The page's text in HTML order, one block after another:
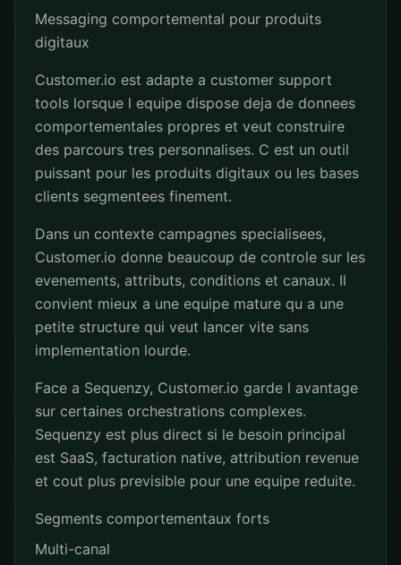
Messaging comportemental pour produits
digitaux
Customer.io est adapte a customer support
tools lorsque l equipe dispose deja de donnees
comportementales propres et veut construire
des parcours tres personnalises. C est un outil
puissant pour les produits digitaux ou les bases
clients segmentees finement.
Dans un contexte campagnes specialisees,
Customer.io donne beaucoup de controle sur les
evenements, attributs, conditions et canaux. Il
convient mieux a une equipe mature qu a une
petite structure qui veut lancer vite sans
implementation lourde.
Face a Sequenzy, Customer.io garde l avantage
sur certaines orchestrations complexes.
Sequenzy est plus direct si le besoin principal
est SaaS, facturation native, attribution revenue
et cout plus previsible pour une equipe reduite.
Segments comportementaux forts
Multi-canal